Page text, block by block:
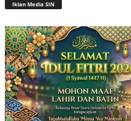
Iklan Media SIN